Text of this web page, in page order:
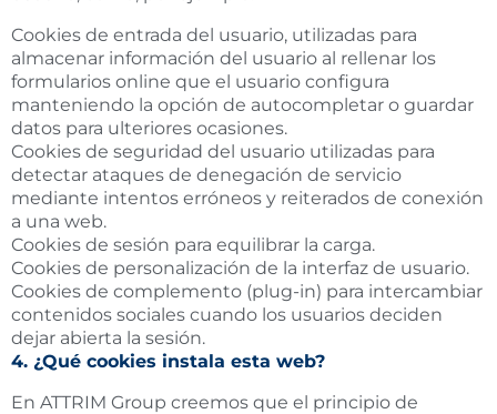
Cookies de entrada del usuario, utilizadas para
almacenar información del usuario al rellenar los
formularios online que el usuario configura
manteniendo la opción de autocompletar o guardar
datos para ulteriores ocasiones.
Cookies de seguridad del usuario utilizadas para
detectar ataques de denegación de servicio
mediante intentos erróneos y reiterados de conexión
a una web.
Cookies de sesión para equilibrar la carga.
Cookies de personalización de la interfaz de usuario.
Cookies de complemento (plug-in) para intercambiar
contenidos sociales cuando los usuarios deciden
dejar abierta la sesión.
4. ¿Qué cookies instala esta web?
En ATTRIM Group creemos que el principio de